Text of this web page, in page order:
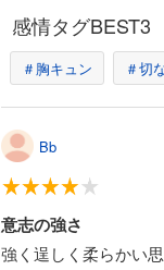
感情タグBEST3
＃胸キュン ＃切
Bb
意志の強さ
強く逞しく柔らかい